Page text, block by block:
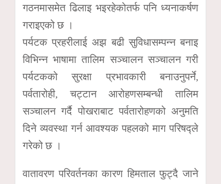
गठनमासमेत ढिलाइ भइरहेकोतर्फ पनि ध्यनाकर्षण
गराइएको छ ।
पर्यटक प्रहरीलाई अझ बढी सुविधासम्पन्न बनाइ
विभिन्न भाषामा तालिम सञ्चालन सञ्चालन गरी
पर्यटकको सुरक्षा प्रभावकारी बनाउनुपर्ने,
पर्वतारोही, चट्टान आरोहणसम्बन्धी तालिम
सञ्चालन गर्दै पोखराबाट पर्वतारोहणको अनुमति
दिने व्यवस्था गर्न आवश्यक पहलको माग परिषद्ले
गरेको छ ।
वातावरण परिवर्तनका कारण हिमताल फुट्दै जाने